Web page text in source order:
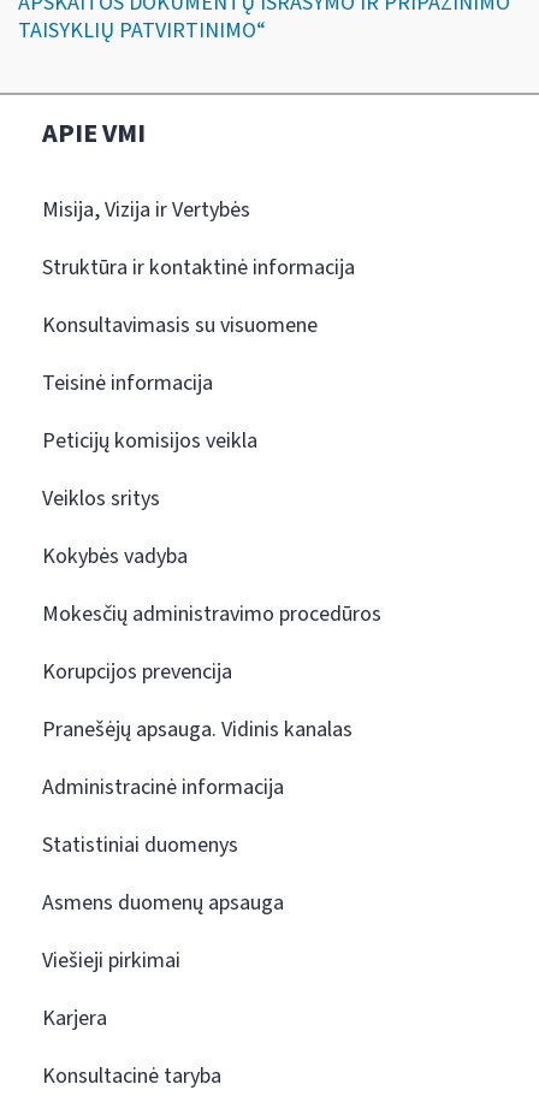
TAISYKLIŲ PATVIRTINIMO“
APIE VMI
Misija, Vizija ir Vertybės
Struktūra ir kontaktinė informacija
Konsultavimasis su visuomene
Teisinė informacija
Peticijų komisijos veikla
Veiklos sritys
Kokybės vadyba
Mokesčių administravimo procedūros
Korupcijos prevencija
Pranešėjų apsauga. Vidinis kanalas
Administracinė informacija
Statistiniai duomenys
Asmens duomenų apsauga
Viešieji pirkimai
Karjera
Konsultacinė taryba